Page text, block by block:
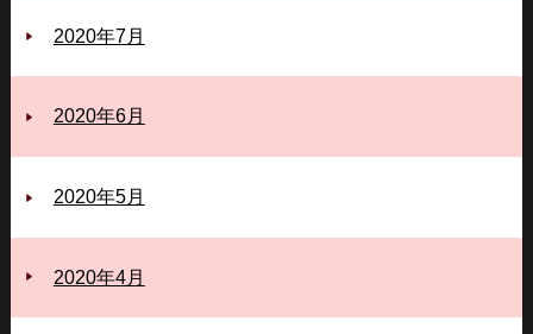
2020年7月
2020年6月
2020年5月
2020年4月